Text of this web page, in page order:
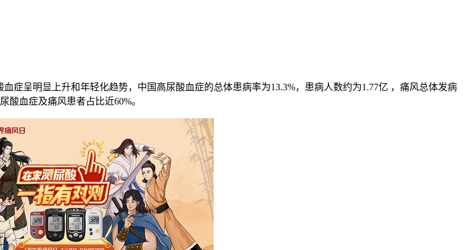
症呈明显上升和年轻化趋势，中国高尿酸血症的总体患病率为13.3%，患病人数约为1.77亿 ，痛风总体发病
酸血症及痛风患者占比近60%。